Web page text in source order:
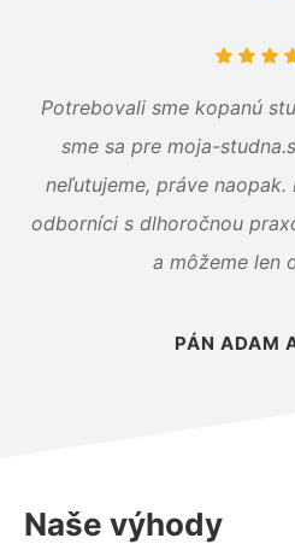
Potrebovali sme kopanú
sme sa pre moja-
neľutujeme, práve
odborníci s dlhoročnou
a môžeme len
PÁN ADAM
Naše výhody